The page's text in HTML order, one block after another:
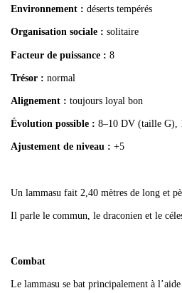
Environnement : déserts tempérés
Organisation sociale : solitaire
Facteur de puissance : 8
Trésor : normal
Alignement : toujours loyal bon
Évolution possible : 8–10 DV (taille G),
Ajustement de niveau : +5
Un lammasu fait 2,40 mètres de long et
Il parle le commun, le draconien et le
Combat
Le lammasu se bat principalement à l